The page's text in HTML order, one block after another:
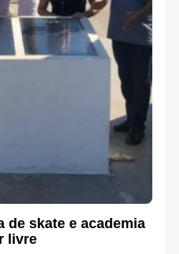
de skate e academia
livre